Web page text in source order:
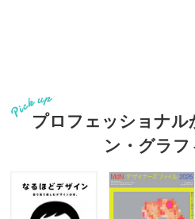
プロフェッショナル
ン・グラ